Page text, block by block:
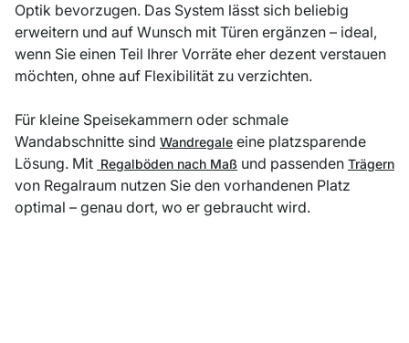
Optik bevorzugen. Das System lässt sich beliebig
erweitern und auf Wunsch mit Türen ergänzen – ideal,
wenn Sie einen Teil Ihrer Vorräte eher dezent verstauen
möchten, ohne auf Flexibilität zu verzichten.
Für kleine Speisekammern oder schmale
Wandabschnitte sind Wandregale eine platzsparende
Lösung. Mit Regalböden nach Maß und passenden Trägern
von Regalraum nutzen Sie den vorhandenen Platz
optimal – genau dort, wo er gebraucht wird.